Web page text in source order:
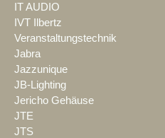
IT AUDIO
IVT Ilbertz
Veranstaltungstechnik
Jabra
Jazzunique
JB-Lighting
Jericho Gehäuse
JTE
JTS